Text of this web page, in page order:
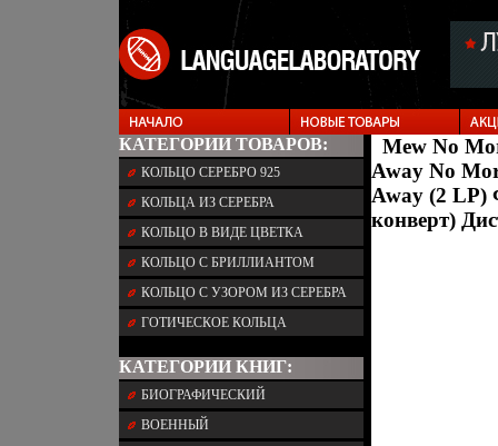
КАТЕГОРИИ ТОВАРОВ:
КОЛЬЦО СЕРЕБРО 925
КОЛЬЦА ИЗ СЕРЕБРА
КОЛЬЦО В ВИДЕ ЦВЕТКА
КОЛЬЦО С БРИЛЛИАНТОМ
КОЛЬЦО С УЗОРОМ ИЗ СЕРЕБРА
ГОТИЧЕСКОЕ КОЛЬЦА
КАТЕГОРИИ КНИГ:
БИОГРАФИЧЕСКИЙ
ВОЕННЫЙ
Mew No
Away No
Away (2 LP)
конверт)